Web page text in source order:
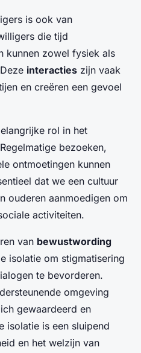
is ook van
die tijd
kunnen zowel fysiek als
interacties zijn vaak
en creëren een gevoel
rol in het
bezoeken,
ontmoetingen kunnen
dat we een cultuur
ouderen aanmoedigen om
activiteiten.
van bewustwording
isolatie om stigmatisering
te bevorderen.
omgeving
gewaardeerd en
isolatie is een sluipend
en het welzijn van